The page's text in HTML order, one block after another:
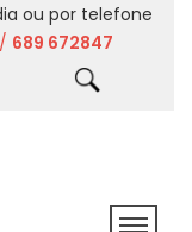
ou por telefone
/ 689 672847